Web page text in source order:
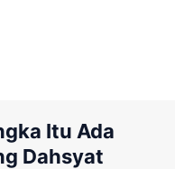
Itu Ada
Dahsyat